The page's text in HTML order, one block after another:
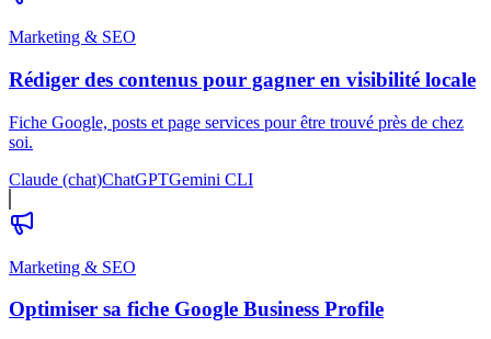
Marketing & SEO
Rédiger des contenus pour gagner en visibilité locale
Fiche Google, posts et page services pour être trouvé près de chez
soi.
Claude (chat)ChatGPTGemini CLI
Marketing & SEO
Optimiser sa fiche Google Business Profile